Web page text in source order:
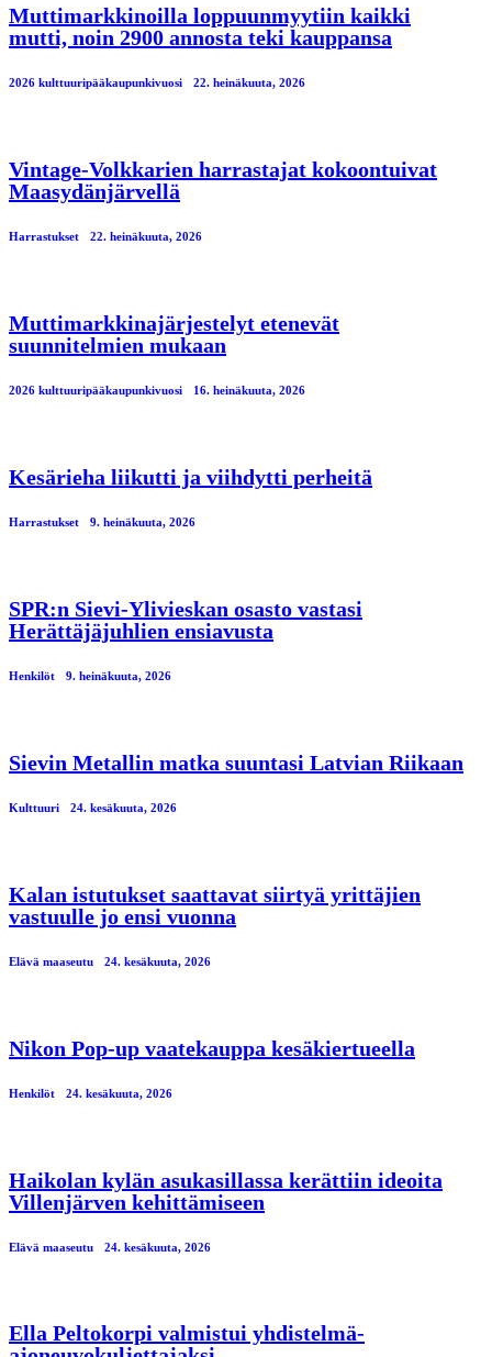
Muttimarkkinoilla loppuunmyytiin kaikki
mutti, noin 2900 annosta teki kauppansa
2026 kulttuuripääkaupunkivuosi 22. heinäkuuta, 2026
Vintage-Volkkarien harrastajat kokoontuivat
Maasydänjärvellä
Harrastukset 22. heinäkuuta, 2026
Muttimarkkinajärjestelyt etenevät
suunnitelmien mukaan
2026 kulttuuripääkaupunkivuosi 16. heinäkuuta, 2026
Kesärieha liikutti ja viihdytti perheitä
Harrastukset 9. heinäkuuta, 2026
SPR:n Sievi-Ylivieskan osasto vastasi
Herättäjäjuhlien ensiavusta
Henkilöt 9. heinäkuuta, 2026
Sievin Metallin matka suuntasi Latvian Riikaan
Kulttuuri 24. kesäkuuta, 2026
Kalan istutukset saattavat siirtyä yrittäjien
vastuulle jo ensi vuonna
Elävä maaseutu 24. kesäkuuta, 2026
Nikon Pop-up vaatekauppa kesäkiertueella
Henkilöt 24. kesäkuuta, 2026
Haikolan kylän asukasillassa kerättiin ideoita
Villenjärven kehittämiseen
Elävä maaseutu 24. kesäkuuta, 2026
Ella Peltokorpi valmistui yhdistelmä-